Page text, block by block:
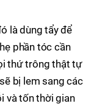
là dùng tẩy để
phần tóc cần
thứ trông thật tự
bị lem sang các
và tốn thời gian